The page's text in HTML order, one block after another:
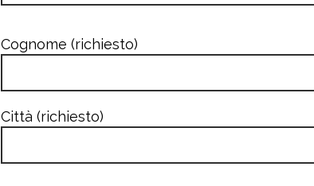
Cognome (richiesto)
Città (richiesto)